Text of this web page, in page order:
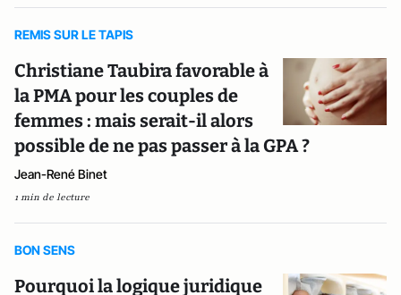
REMIS SUR LE TAPIS
Christiane Taubira favorable à
la PMA pour les couples de
femmes : mais serait-il alors
possible de ne pas passer à la GPA ?
Jean-René Binet
1 min de lecture
BON SENS
Pourquoi la logique juridique